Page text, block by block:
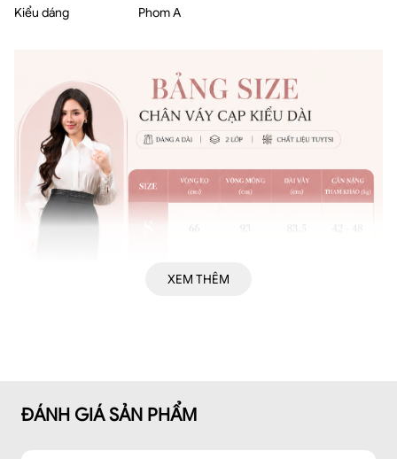
Kiểu dáng Phom A
XEM THÊM
ĐÁNH GIÁ SẢN PHẨM